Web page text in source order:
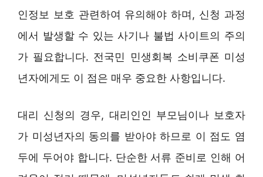
인정보 보호 관련하여 유의해야 하며, 신청 과정
에서 발생할 수 있는 사기나 불법 사이트의 주의
가 필요합니다. 전국민 민생회복 소비쿠폰 미성
년자에게도 이 점은 매우 중요한 사항입니다.
대리 신청의 경우, 대리인인 부모님이나 보호자
가 미성년자의 동의를 받아야 하므로 이 점도 염
두에 두어야 합니다. 단순한 서류 준비로 인해 어